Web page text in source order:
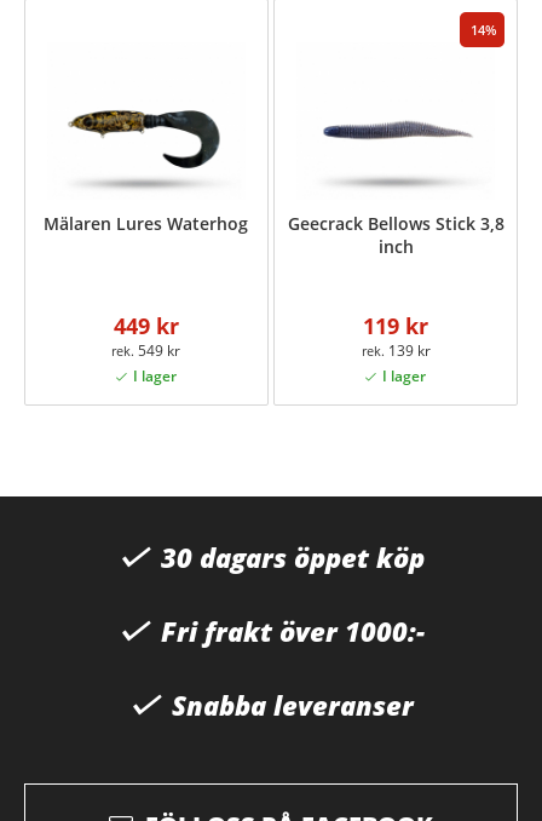
Mälaren Lures Waterhog
449 kr
549 kr
14
Geecrack Bellows Stick 3,8
inch
119 kr
139 kr
30 dagars öppet köp
Fri frakt över 1000:-
Snabba leveranser